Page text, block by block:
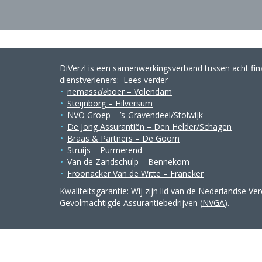
DiVerz! is een samenwerkingsverband tussen acht
dienstverleners: Lees verder
nemassdeboer – Volendam
Steijnborg – Hilversum
NVO Groep – ’s-Gravendeel/Stolwijk
De Jong Assurantiën – Den Helder/Schagen
Braas & Partners – De Goorn
Struijs – Purmerend
Van de Zandschulp – Bennekom
Froonacker Van de Witte – Franeker
Kwaliteitsgarantie: Wij zijn lid van de Nederlandse
Gevolmachtigde Assurantiebedrijven (NVGA).